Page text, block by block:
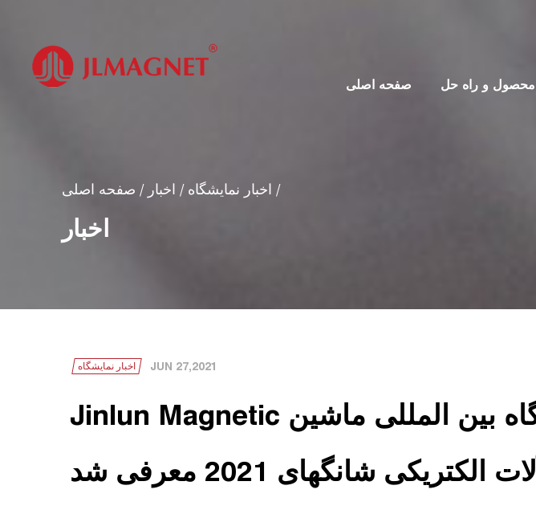
صفحه اصلی محصول و راه حل
صفحه اصلی / اخبار / اخبار نمایشگاه /
اخبار
اخبار نمایشگاه JUN 27,2021
Jinlun Magnetic در نمایشگاه بین المللی ماشین
آلات الکتریکی شانگهای 2021 معرفی شد